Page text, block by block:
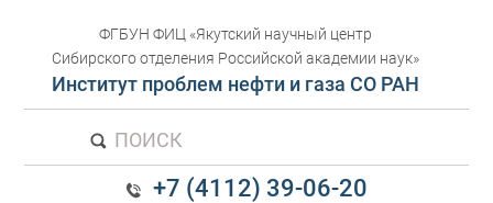
ФГБУН ФИЦ «Якутский научный центр
Сибирского отделения Российской академии наук»
Институт проблем нефти и газа СО РАН
ПОИСК
+7 (4112) 39-06-20